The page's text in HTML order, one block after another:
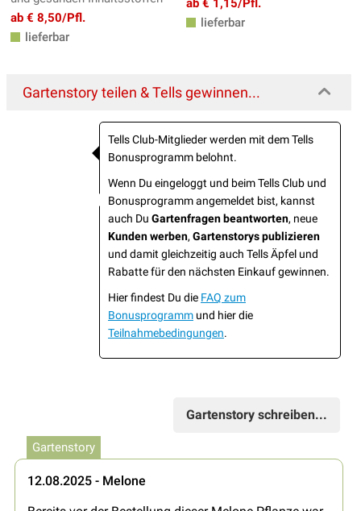
ab € 8,50/Pfl.
lieferbar
ab € 1,15/Pfl.
lieferbar
Gartenstory teilen & Tells gewinnen...
Tells Club-Mitglieder werden mit dem Tells
Bonusprogramm belohnt.
Wenn Du eingeloggt und beim Tells Club und
Bonusprogramm angemeldet bist, kannst
auch Du Gartenfragen beantworten, neue
Kunden werben, Gartenstorys publizieren
und damit gleichzeitig auch Tells Äpfel und
Rabatte für den nächsten Einkauf gewinnen.
Hier findest Du die FAQ zum
Bonusprogramm und hier die
Teilnahmebedingungen.
Gartenstory schreiben...
Gartenstory
12.08.2025 - Melone